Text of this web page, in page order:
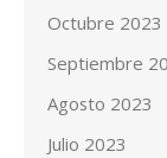
Octubre 2023
Septiembre
Agosto 2023
Julio 2023